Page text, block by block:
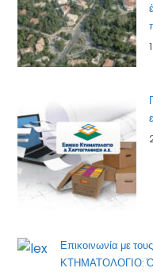
Επικοινωνία με
ΚΤΗΜΑΤΟΛΟΓΙΟ: